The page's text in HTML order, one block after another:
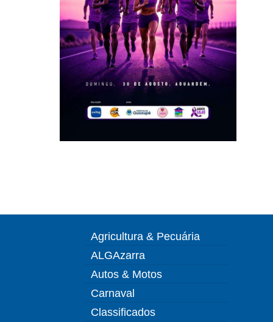
Agricultura & Pecuária
ALGAzarra
Autos & Motos
Carnaval
Classificados